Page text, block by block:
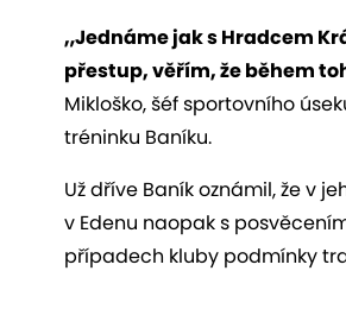
„Jednáme jak s Hradcem
přestup, věřím, že během
Mikloško, šéf sportovního
tréninku Baníku.
Už dříve Baník oznámil, že v
v Edenu naopak s
případech kluby podmínky